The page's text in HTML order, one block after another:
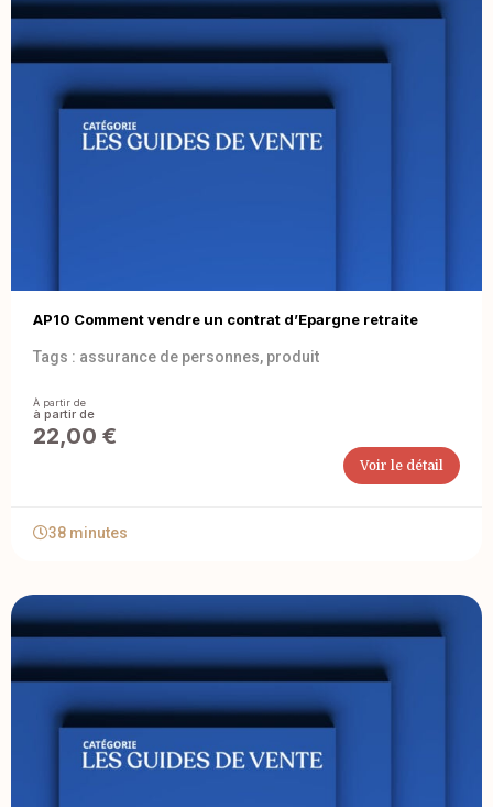
AP10 Comment vendre un contrat d’Epargne retraite
Tags : assurance de personnes, produit
À partir de
22,00 €
Voir le détail
38 minutes